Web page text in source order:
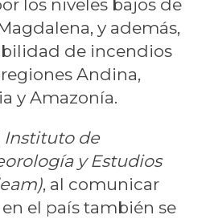
los niveles bajos de
y además,
de incendios
Andina,
y Amazonía.
Instituto de
y Estudios
, al comunicar
el país también se